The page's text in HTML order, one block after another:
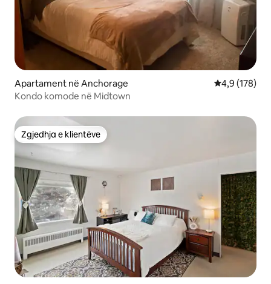
Apartament në Anchorage Vlerësimi
4,9 (178)
Kondo komode në Midtown
Zgjedhja e klientëve
Zgjedhja e klientëve